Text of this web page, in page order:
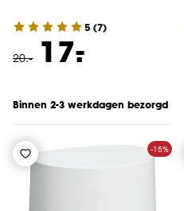
5 (7)
20.- 17.
-
Binnen 2-3 werkdagen bezorgd
-15%